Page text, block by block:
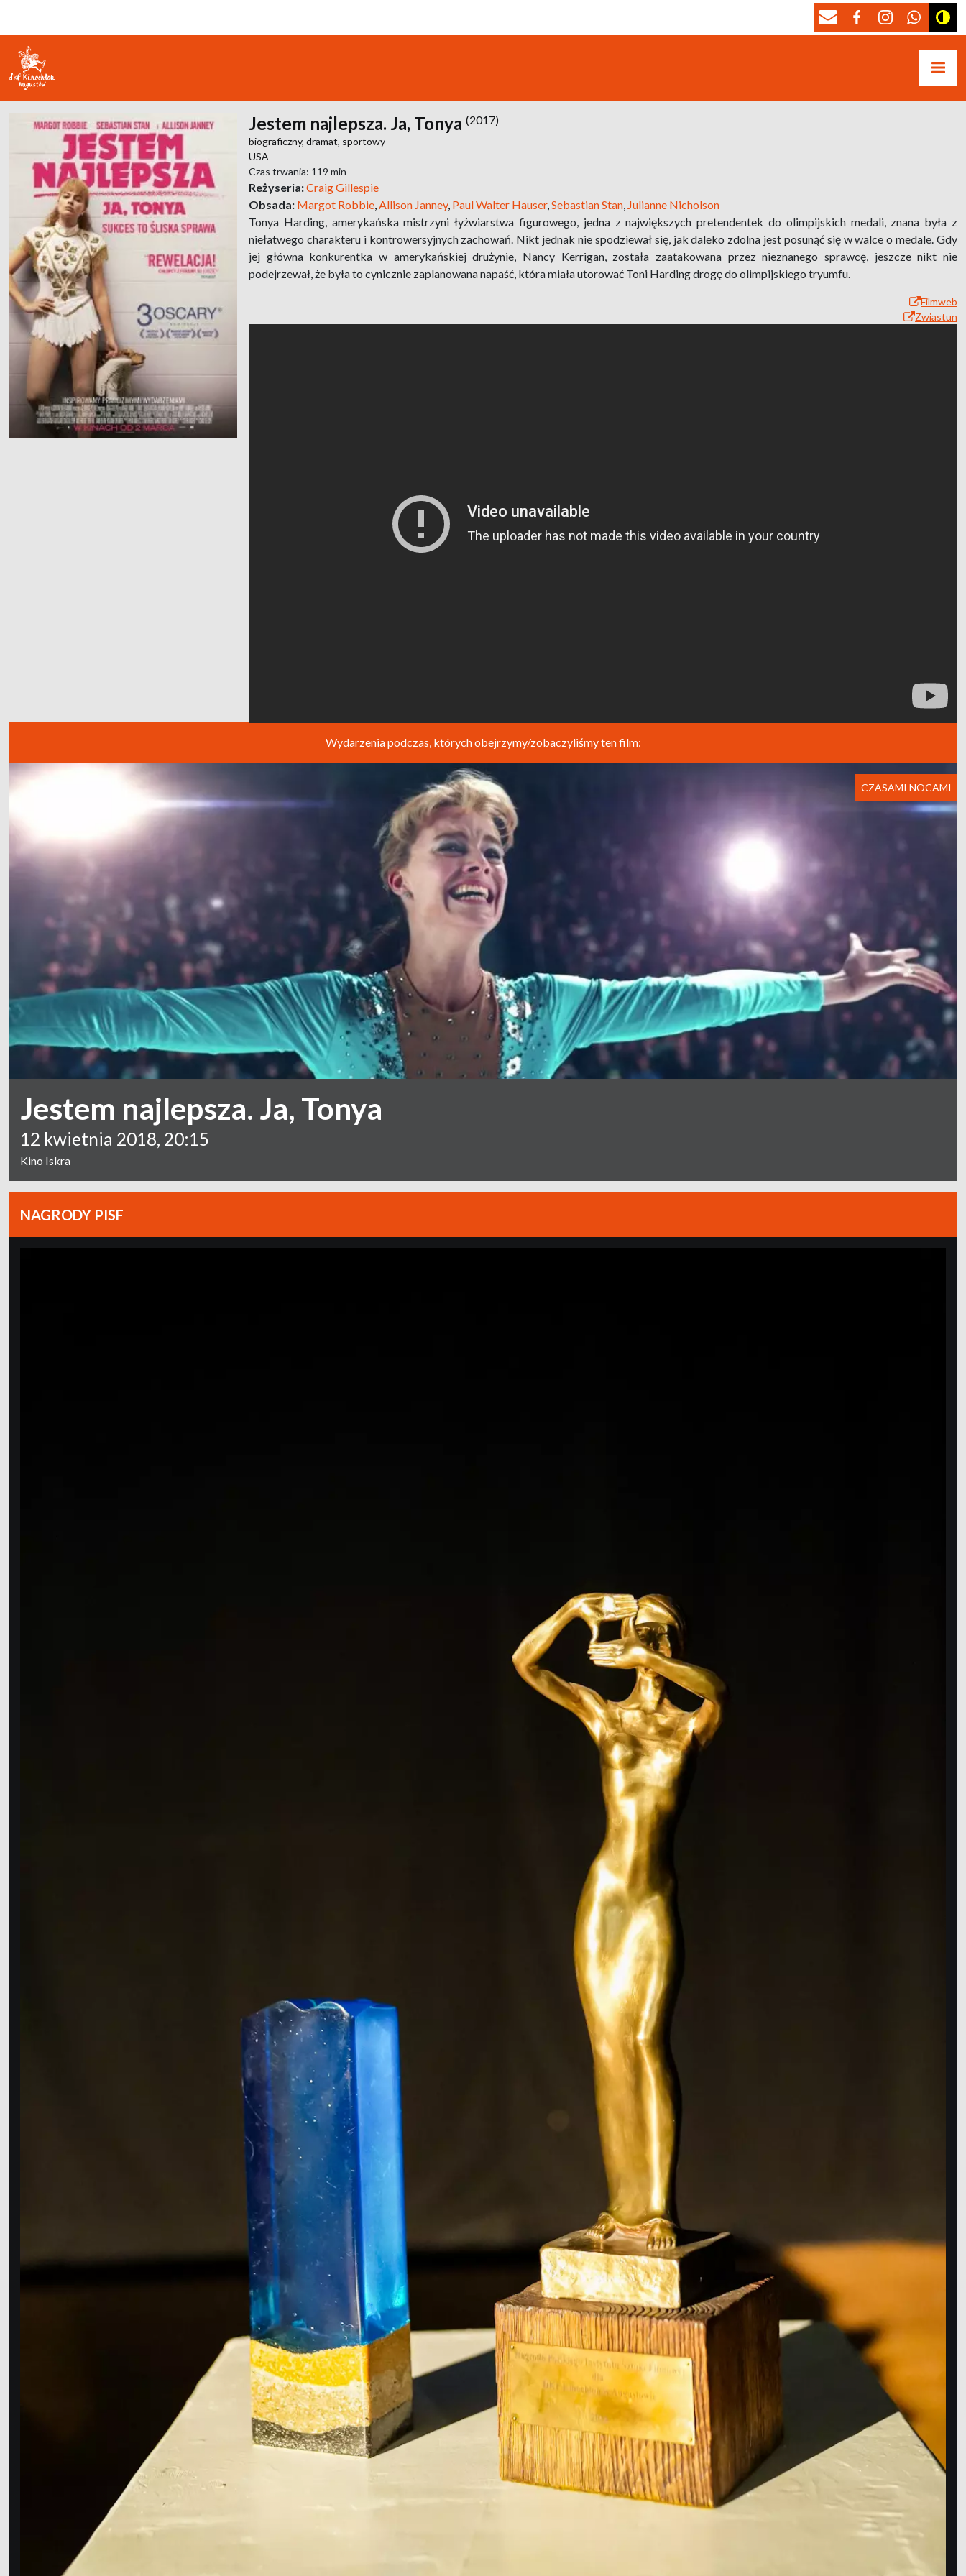
Jestem najlepsza. Ja, Tonya (2017)
biograficzny, dramat, sportowy
USA
Czas trwania: 119 min
Reżyseria:Craig Gillespie
Obsada: Margot Robbie Allison Janney, Paul Walter Hauser, Sebastian Stan Julianne Nicholson
Tonya Harding, amerykańska mistrzyni łyżwiarstwa figurowego, jedna z największych pretendentek do olimpijskich medali, znana była z
niełatwego charakteru i kontrowersyjnych zachowań. Nikt jednak nie spodziewał się, jak daleko zdolna jest posunąć się w walce o medale. Gdy
jej główna konkurentka w amerykańskiej drużynie, Nancy Kerrigan, została zaatakowana przez nieznanego sprawcę, jeszcze nikt nie
podejrzewał, że była to cynicznie zaplanowana napaść, która miała utorować Toni Harding drogę do olimpijskiego tryumfu.
Filmweb
Zwiastun
Wydarzenia podczas, których obejrzymy/zobaczyliśmy ten film:
Jestem najlepsza. Ja, Tonya
12 kwietnia 2018, 20:15
Kino Iskra
CZASAMI NOCAMI
NAGRODY PISF